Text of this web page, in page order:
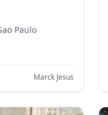
Paulo
Marck Jesus